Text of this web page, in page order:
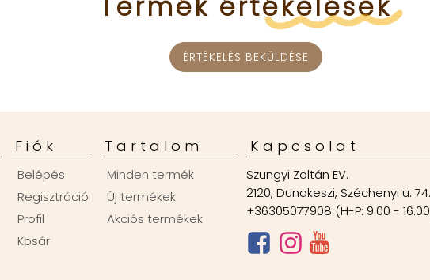
ÉRTÉKELÉS BEKÜLDÉSE
Fiók
Belépés
Regisztráció
Profil
Kosár
Tartalom
Minden termék
Új termékek
Akciós termékek
Kapcsolat
Szungyi Zoltán EV.
2120, Dunakeszi, Széchenyi u.
+36305077908 (H-P: 9.00 -